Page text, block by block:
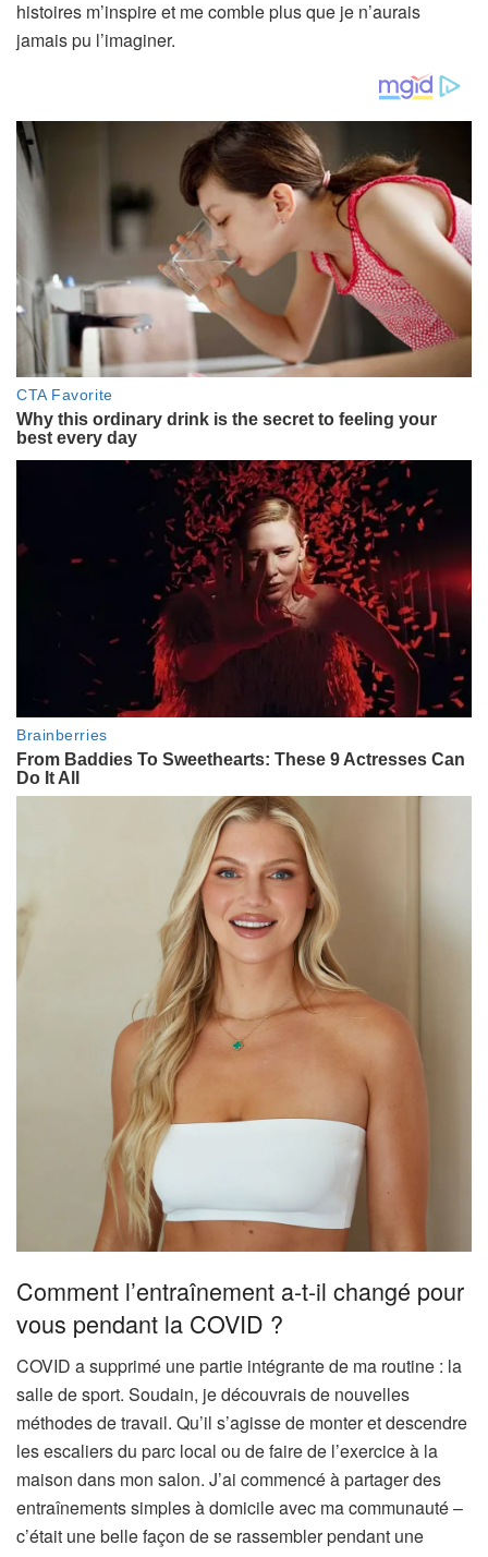
histoires m’inspire et me comble plus que je n’aurais
jamais pu l’imaginer.
Comment l’entraînement a-t-il changé pour
vous pendant la COVID ?
COVID a supprimé une partie intégrante de ma routine : la
salle de sport. Soudain, je découvrais de nouvelles
méthodes de travail. Qu’il s’agisse de monter et descendre
les escaliers du parc local ou de faire de l’exercice à la
maison dans mon salon. J’ai commencé à partager des
entraînements simples à domicile avec ma communauté –
c’était une belle façon de se rassembler pendant une